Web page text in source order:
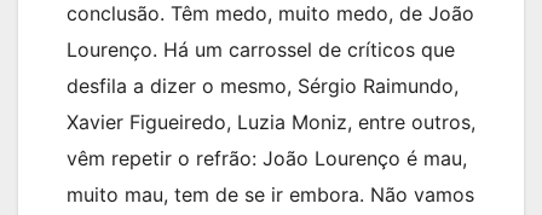
conclusão. Têm medo, muito medo, de João
Lourenço. Há um carrossel de críticos que
desfila a dizer o mesmo, Sérgio Raimundo,
Xavier Figueiredo, Luzia Moniz, entre outros,
vêm repetir o refrão: João Lourenço é mau,
muito mau, tem de se ir embora. Não vamos